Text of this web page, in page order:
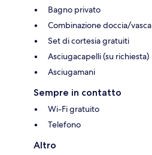
Bagno privato
Combinazione doccia/vasca
Set di cortesia gratuiti
Asciugacapelli (su richiesta)
Asciugamani
Sempre in contatto
Wi-Fi gratuito
Telefono
Altro